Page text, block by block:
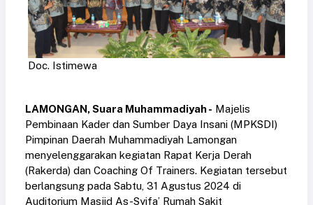
Doc. Istimewa
LAMONGAN, Suara Muhammadiyah - Majelis
Pembinaan Kader dan Sumber Daya Insani (MPKSDI)
Pimpinan Daerah Muhammadiyah Lamongan
menyelenggarakan kegiatan Rapat Kerja Derah
(Rakerda) dan Coaching Of Trainers. Kegiatan tersebut
berlangsung pada Sabtu, 31 Agustus 2024 di
Auditorium Masjid As-Syifa’ Rumah Sakit